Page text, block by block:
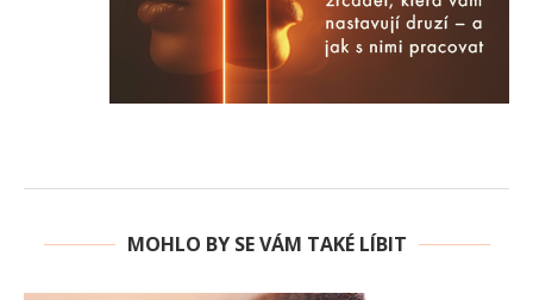
MOHLO BY SE VÁM TAKÉ LÍBIT